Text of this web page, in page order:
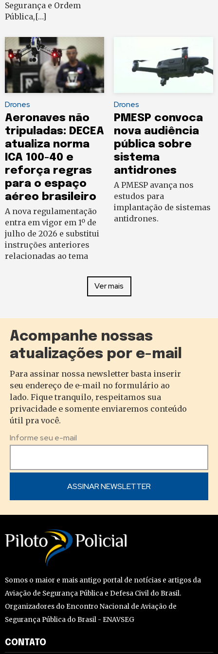
Segurança e Ordem
Pública,[…]
Drones
Aeronaves não
tripuladas: DECEA
atualiza norma
ICA 100-40 e
reforça regras
para o espaço
aéreo brasileiro
A nova regulamentação
entra em vigor em 1º de
julho de 2026 e substitui
instruções anteriores
relacionadas ao tema
Drones
PMESP convoca
nova audiência
pública sobre
sistema
antidrones
A PMESP avança nos
estudos para
implantação de sistemas
antidrones.
Ver mais
Acompanhe nossas
atualizações por e-mail
Para assinar nossa newsletter basta inserir
seu endereço de e-mail no formulário ao
lado. Fique tranquilo, respeitamos sua
privacidade e somente enviaremos conteúdo
útil pra você.
Informe seu e-mail
Somos o maior e mais antigo portal de notícias e artigos da
Aviação de Segurança Pública e Defesa Civil do Brasil.
Organizadores do Encontro Nacional de Aviação de
Segurança Pública do Brasil - ENAVSEG
CONTATO